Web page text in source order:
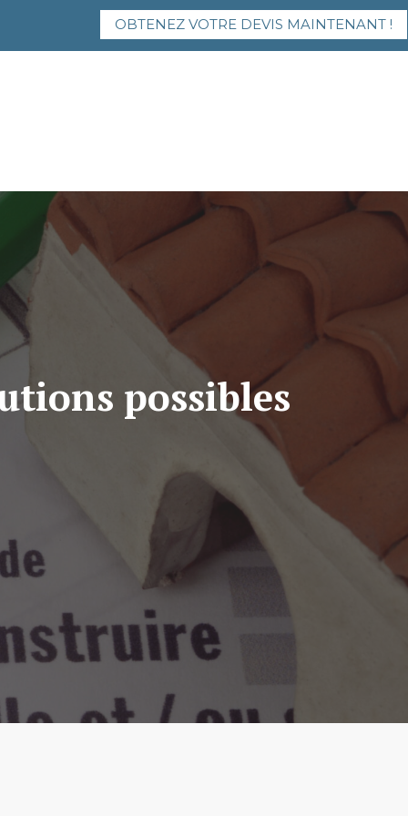
OBTENEZ VOTRE DEVIS MAINTENANT !
possibles